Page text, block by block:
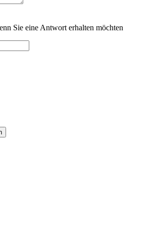
Sie eine Antwort erhalten möchten